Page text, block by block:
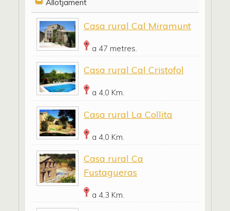
Allotjament
Casa rural Cal Miramunt
a 47 metres.
Casa rural Cal Cristofol
a 4,0 Km.
Casa rural La Collita
a 4,0 Km.
Casa rural Ca
Fustagueras
a 4,3 Km.